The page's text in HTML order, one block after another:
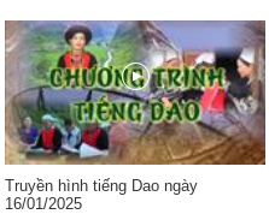
Truyền hình tiếng Dao ngày
16/01/2025